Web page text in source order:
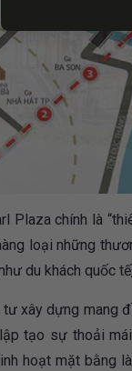
Plaza chính là
loại những
du khách quốc
xây dựng mang
tạo sự thoải
hoạt mặt bằng